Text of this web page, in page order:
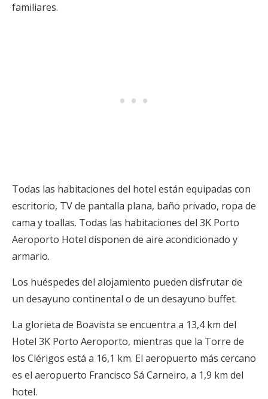
familiares.
Todas las habitaciones del hotel están equipadas con
escritorio, TV de pantalla plana, baño privado, ropa de
cama y toallas. Todas las habitaciones del 3K Porto
Aeroporto Hotel disponen de aire acondicionado y
armario.
Los huéspedes del alojamiento pueden disfrutar de
un desayuno continental o de un desayuno buffet.
La glorieta de Boavista se encuentra a 13,4 km del
Hotel 3K Porto Aeroporto, mientras que la Torre de
los Clérigos está a 16,1 km. El aeropuerto más cercano
es el aeropuerto Francisco Sá Carneiro, a 1,9 km del
hotel.